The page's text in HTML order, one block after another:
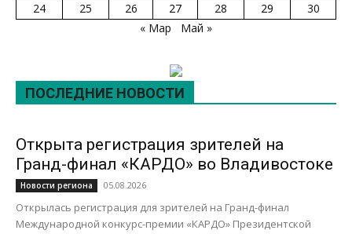
24
25 26 27 28 29
30
« Мар
Май »
ПОСЛЕДНИЕ НОВОСТИ
Открыта регистрация зрителей на
Гранд-финал «КАРДО» во Владивостоке
Новости региона 05.08.2026
Открылась регистрация для зрителей на Гранд-финал
Международной конкурс-премии «КАРДО» Президентской